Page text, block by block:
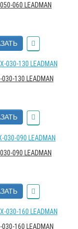
060 LEADMAN
130 LEADMAN
090 LEADMAN
160 LEADMAN